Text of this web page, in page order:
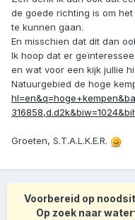
de goede richting is om
te kunnen gaan.
En misschien dat dit dan
Ik hoop dat er
en wat voor een kijk jullie
Natuurgebied de hoge
Groeten, S.T.A.L.K.E.R.
Voorbereid op
Op zoek naar